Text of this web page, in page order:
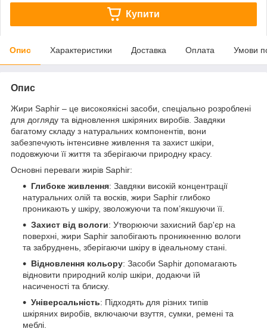
Купити
Опис Характеристики Доставка Оплата Умови
Опис
Жири Saphir – це високоякісні засоби, спеціально розроблені
для догляду та відновлення шкіряних виробів. Завдяки
багатому складу з натуральних компонентів, вони
забезпечують інтенсивне живлення та захист шкіри,
подовжуючи її життя та зберігаючи природну красу.
Основні переваги жирів Saphir:
Глибоке живлення: Завдяки високій концентрації
натуральних олій та восків, жири Saphir глибоко
проникають у шкіру, зволожуючи та пом’якшуючи її.
Захист від вологи: Утворюючи захисний бар'єр на
поверхні, жири Saphir запобігають проникненню вологи
та забруднень, зберігаючи шкіру в ідеальному стані.
Відновлення кольору: Засоби Saphir допомагають
відновити природний колір шкіри, додаючи їй
насиченості та блиску.
Універсальність: Підходять для різних типів
шкіряних виробів, включаючи взуття, сумки, ремені та
меблі.